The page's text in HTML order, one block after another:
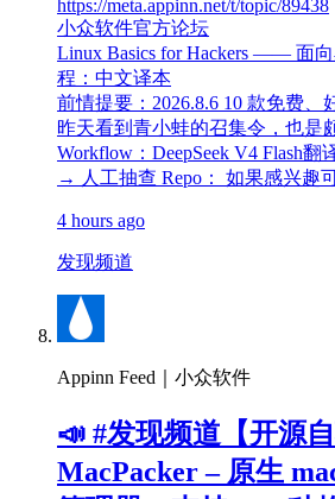
https://meta.appinn.net/t/topic/89438
小众软件官方论坛
Linux Basics for Hackers —— 面
程：中文译本
前情提要：2026.8.6 10 款免费、
昨天看到青小蛙的召集令，也是
Workflow：DeepSeek V4 Flash翻
→ 人工抽查 Repo： 如果感兴趣
4 hours ago
发现频道
Appinn Feed｜小众软件
📣 #发现频道【开源自
MacPacker – 原生